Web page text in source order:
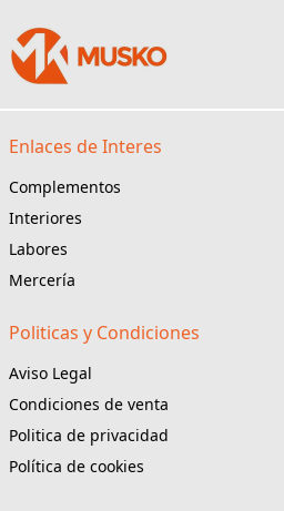
Enlaces de Interes
Complementos
Interiores
Labores
Mercería
Politicas y Condiciones
Aviso Legal
Condiciones de venta
Politica de privacidad
Política de cookies